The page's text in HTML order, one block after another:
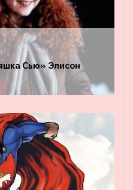
Сью» Элисон